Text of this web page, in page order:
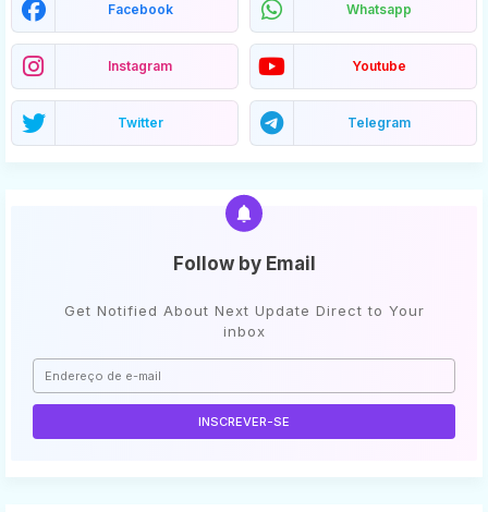
Facebook Whatsapp
Instagram Youtube
Twitter Telegram
Follow by Email
Get Notified About Next Update Direct to Your
inbox